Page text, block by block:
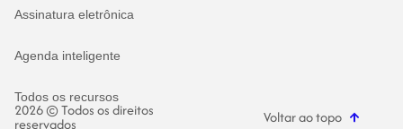
Assinatura eletrônica
Agenda inteligente
Todos os recursos
2026 © Todos os direitos
reservados Voltar ao topo